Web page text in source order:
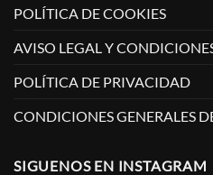
POLÍTICA DE COOKIES
AVISO LEGAL Y
POLÍTICA DE PRIVACIDAD
CONDICIONES GENERALES
SIGUENOS EN INSTAGRAM